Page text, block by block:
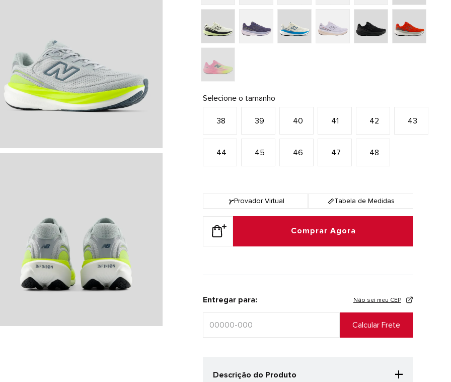
Selecione o tamanho
38 39 40 41 42 43
44 45 46 47 48
Provador Virtual Tabela de Medidas
Comprar Agora
Entregar para: Não sei meu CEP
Descrição do Produto +